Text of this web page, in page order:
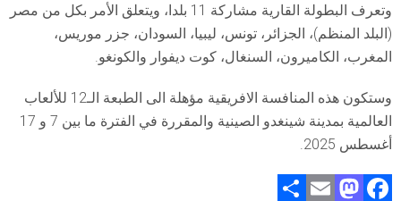
وتعرف البطولة القارية مشاركة 11 بلدا، ويتعلق الأمر بكل من مصر
(البلد المنظم)، الجزائر، تونس، ليبيا، السودان، جزر موريس،
المغرب، الكاميرون، السنغال، كوت ديفوار والكونغو.
وستكون هذه المنافسة الافريقية مؤهلة الى الطبعة الـ12 للألعاب
العالمية بمدينة شينغدو الصينية والمقررة في الفترة ما بين 7 و 17
أغسطس 2025.
F
M
E